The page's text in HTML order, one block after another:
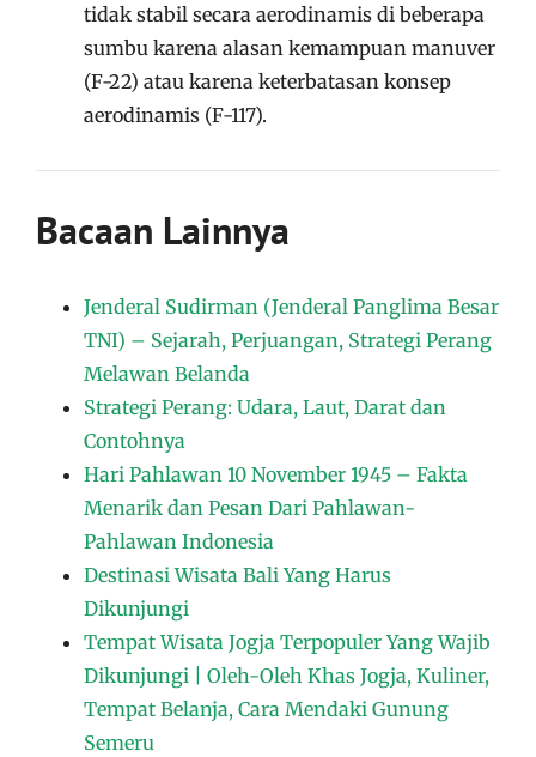
tidak stabil secara aerodinamis di beberapa
sumbu karena alasan kemampuan manuver
(F-22) atau karena keterbatasan konsep
aerodinamis (F-117).
Bacaan Lainnya
Jenderal Sudirman (Jenderal Panglima Besar
TNI) – Sejarah, Perjuangan, Strategi Perang
Melawan Belanda
Strategi Perang: Udara, Laut, Darat dan
Contohnya
Hari Pahlawan 10 November 1945 – Fakta
Menarik dan Pesan Dari Pahlawan-
Pahlawan Indonesia
Destinasi Wisata Bali Yang Harus
Dikunjungi
Tempat Wisata Jogja Terpopuler Yang Wajib
Dikunjungi | Oleh-Oleh Khas Jogja, Kuliner,
Tempat Belanja, Cara Mendaki Gunung
Semeru